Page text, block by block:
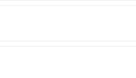
遇到明明已經預約了時間但
露營、學生搬家、投票返鄉、